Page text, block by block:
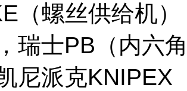
（螺丝供给机
瑞士PB（内六
尼派克KNIPEX